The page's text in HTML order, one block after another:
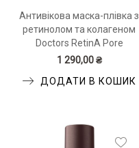
Антивікова маска-плівка з
ретинолом та колагеном
Doctors RetinA Pore
Tightening Wrapping Mask
1 290,00 ₴
ДОДАТИ В КОШИК